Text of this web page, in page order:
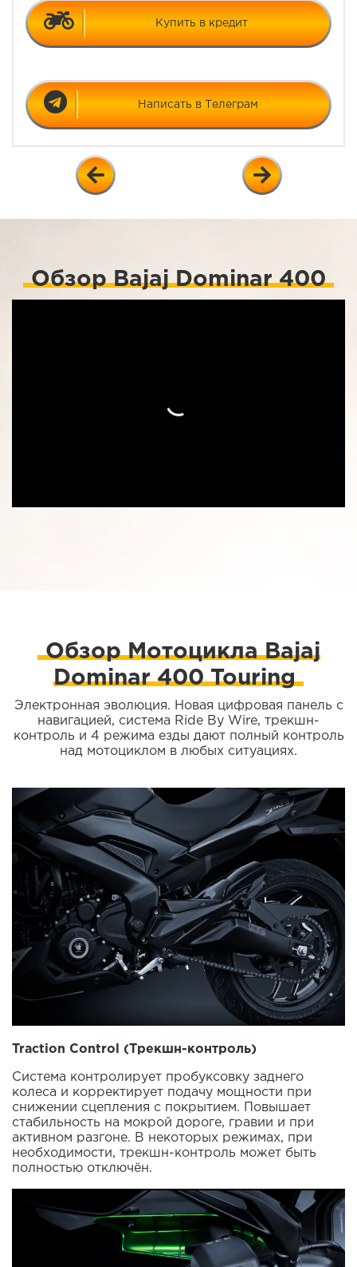
Купить в кредит
Написать в Телеграм
Обзор Bajaj Dominar 400
Обзор Мотоцикла Bajaj
Dominar 400 Touring
Электронная эволюция. Новая цифровая панель с
навигацией, система Ride By Wire, трекшн-
контроль и 4 режима езды дают полный контроль
над мотоциклом в любых ситуациях.
Traction Control (Трекшн-контроль)
Система контролирует пробуксовку заднего
колеса и корректирует подачу мощности при
снижении сцепления с покрытием. Повышает
стабильность на мокрой дороге, гравии и при
активном разгоне. В некоторых режимах, при
необходимости, трекшн-контроль может быть
полностью отключён.